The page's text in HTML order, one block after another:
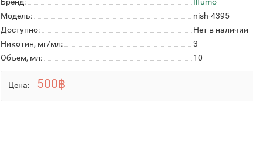
Бренд:
Ilfumo
Модель:
nish-4395
Доступно:
Нет в наличии
Никотин, мг/мл:
3
Объем, мл:
10
Цена: 500฿